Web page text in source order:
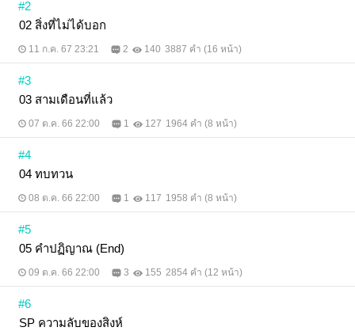
#2
02 สิ่งที่ไม่ได้บอก
11 ก.ค. 67 23:21 2 140 3887 คำ (16 หน้า)
#3
03 สามเดือนที่แล้ว
07 ต.ค. 66 22:00 1 127 1964 คำ (8 หน้า)
#4
04 ทบทวน
08 ต.ค. 66 22:00 1 117 1958 คำ (8 หน้า)
#5
05 คำปฏิญาณ (End)
09 ต.ค. 66 22:00 3 155 2854 คำ (12 หน้า)
#6
SP ความลับของสิงห์